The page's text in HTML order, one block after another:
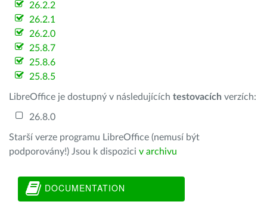
26.2.2
26.2.1
26.2.0
25.8.7
25.8.6
25.8.5
LibreOffice je dostupný v následujících testovacích verzích:
26.8.0
Starší verze programu LibreOffice (nemusí být
podporovány!) Jsou k dispozici v archivu
DOCUMENTATION